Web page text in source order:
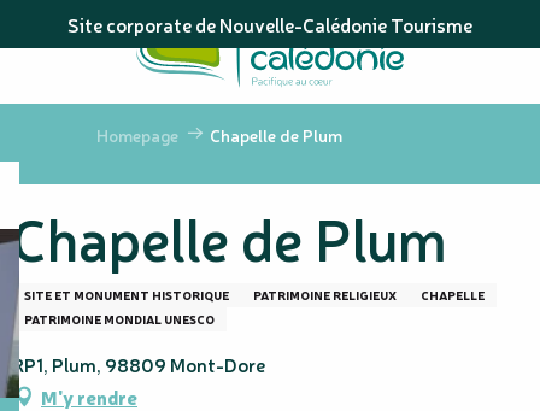
au
principal
Site corporate de Nouvelle-Calédonie Tourisme
Homepage Chapelle de Plum
Chapelle de Plum
SITE ET MONUMENT HISTORIQUE PATRIMOINE RELIGIEUX
CHAPELLE
PATRIMOINE MONDIAL UNESCO
RP1, Plum, 98809 Mont-Dore
M'y rendre